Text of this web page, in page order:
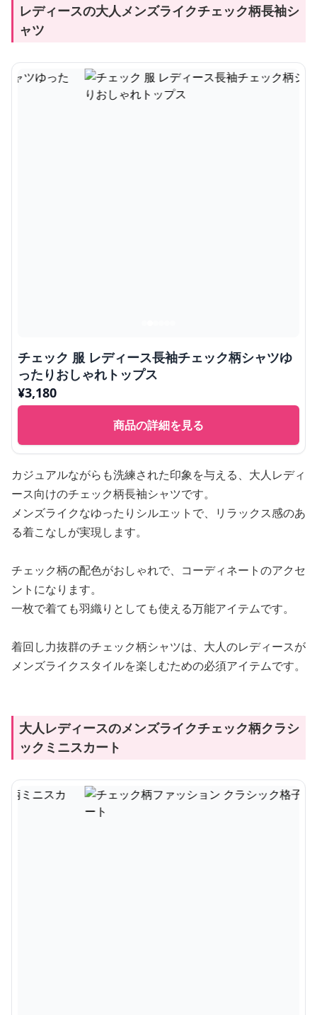
レディースの大人メンズライクチェック柄長袖シ
ャツ
チェック 服 レディース長袖チェック柄シャツゆ
ったりおしゃれトップス
¥3,180
商品の詳細を見る
カジュアルながらも洗練された印象を与える、大人レディ
ース向けのチェック柄長袖シャツです。
メンズライクなゆったりシルエットで、リラックス感のあ
る着こなしが実現します。
チェック柄の配色がおしゃれで、コーディネートのアクセ
ントになります。
一枚で着ても羽織りとしても使える万能アイテムです。
着回し力抜群のチェック柄シャツは、大人のレディースが
メンズライクスタイルを楽しむための必須アイテムです。
大人レディースのメンズライクチェック柄クラシ
ックミニスカート